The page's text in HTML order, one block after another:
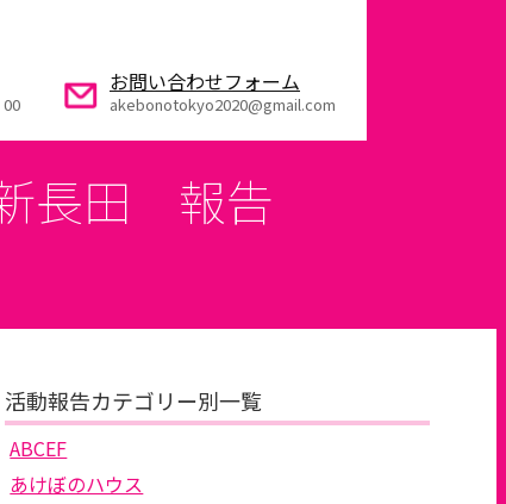
お問い合わせフォーム
akebonotokyo2020@gmail.com
新長田 報告
活動報告カテゴリー別一覧
ABCEF
あけぼのハウス